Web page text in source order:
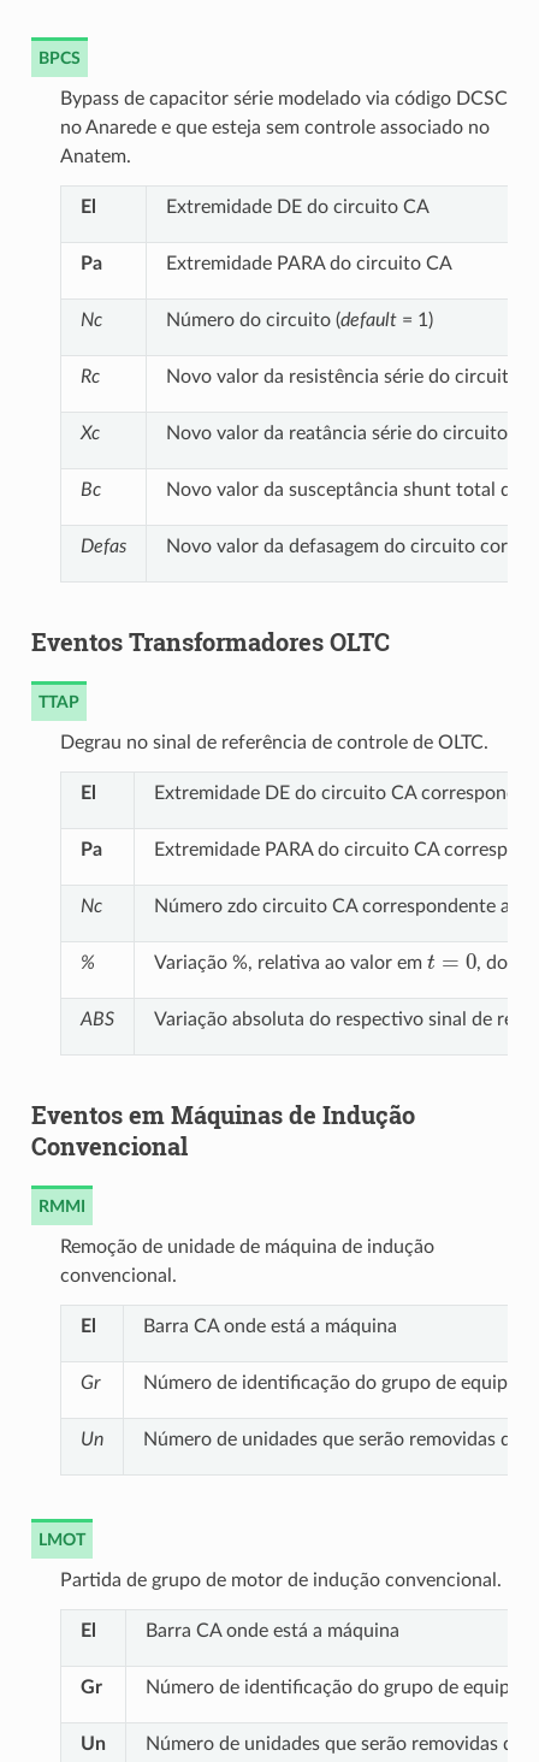
BPCS
Bypass de capacitor série modelado via código DCSC
no Anarede e que esteja sem controle associado no
Anatem.
El Extremidade DE do circuito CA
Pa Extremidade PARA do circuito CA
Nc Número do circuito (default= 1)
Rc Novo valor da resistência série do circuito,
Xc Novo valor da reatância série do circuito,
Bc Novo valor da susceptância shunt total do
Defas Novo valor da defasagem do circuito
Eventos Transformadores OLTC
TTAP
Degrau no sinal de referência de controle de OLTC.
El Extremidade DE do circuito CA
Pa Extremidade PARA do circuito CA
Nc Número zdo circuito CA correspondente ao
% Variação %, relativa ao valor em t , do
ABS Variação absoluta do respectivo sinal de
Eventos em Máquinas de Indução
Convencional
RMMI
Remoção de unidade de máquina de indução
convencional.
El Barra CA onde está a máquina
Gr Número de identificação do grupo de
Un Número de unidades que serão removidas do
LMOT
Partida de grupo de motor de indução convencional.
El Barra CA onde está a máquina
Gr Número de identificação do grupo de
Un Número de unidades que serão removidas